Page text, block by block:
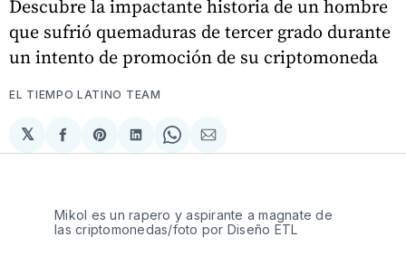
Descubre la impactante historia de un hombre
que sufrió quemaduras de tercer grado durante
un intento de promoción de su criptomoneda
EL TIEMPO LATINO TEAM
𝕏
Compartir
en
Share
on
Compartir
en
Share
on
Compartir
via
Mikol es un rapero y aspirante a magnate de
las criptomonedas/foto por Diseño ETL